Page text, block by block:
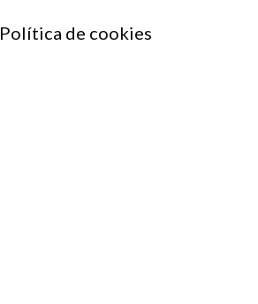
Política de cookies